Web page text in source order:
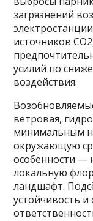
загрязнений
источников
усилий по
воздействия.
ветровая,
минимальным
окружающую
особенности —
локальную
ландшафт.
устойчивость и